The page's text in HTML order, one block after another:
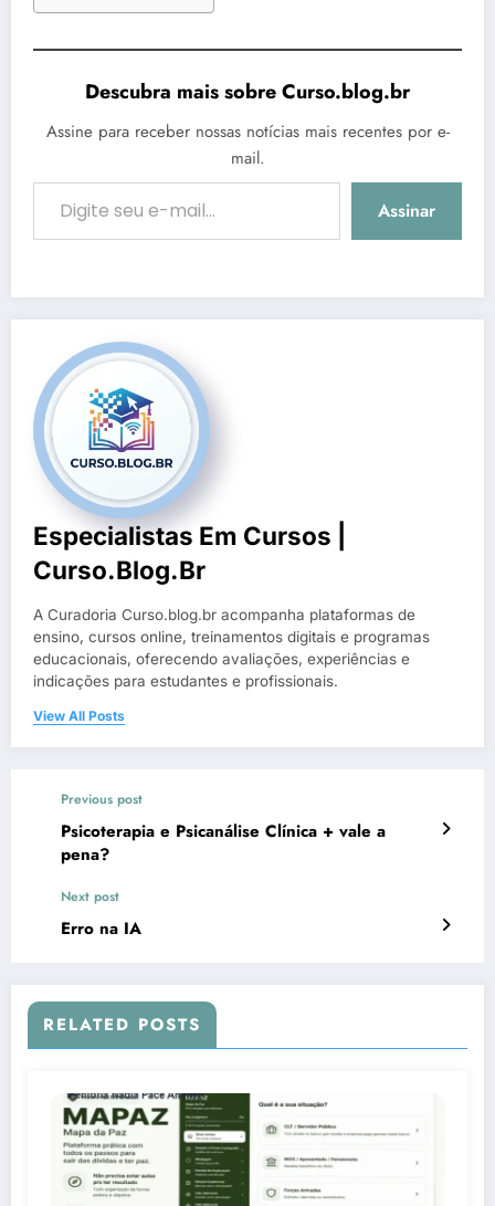
Descubra mais sobre Curso.blog.br
Assine para receber nossas notícias mais recentes por e-
mail.
Digite seu e-mail…
Assinar
Especialistas Em Cursos |
Curso.blog.br
A Curadoria Curso.blog.br acompanha plataformas de
ensino, cursos online, treinamentos digitais e programas
educacionais, oferecendo avaliações, experiências e
indicações para estudantes e profissionais.
View All Posts
Previous post
Psicoterapia e Psicanálise Clínica + vale a
pena?
Next post
Erro na IA
RELATED POSTS